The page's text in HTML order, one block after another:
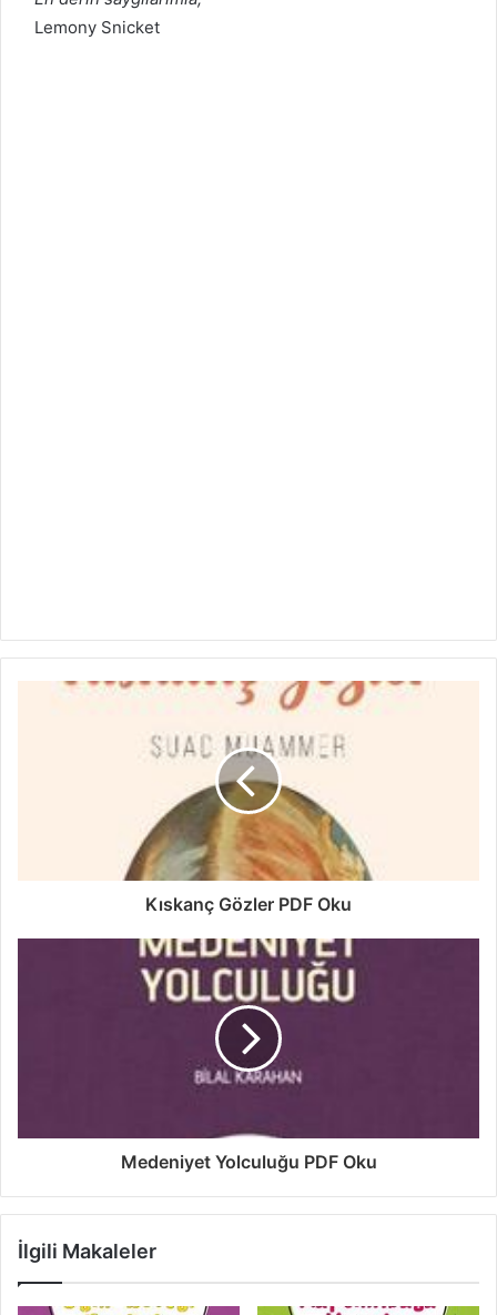
Lemony Snicket
Kıskanç Gözler PDF Oku
Medeniyet Yolculuğu PDF Oku
İlgili Makaleler